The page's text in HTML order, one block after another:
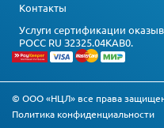
Контакты
Услуги сертификации
РОСС RU З2325.04КАВ0.
© ООО «НЦЛ» все права
Политика конфиденциальности